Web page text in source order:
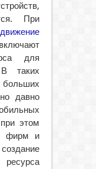
При
для
В таких
давно
этом
фирм и